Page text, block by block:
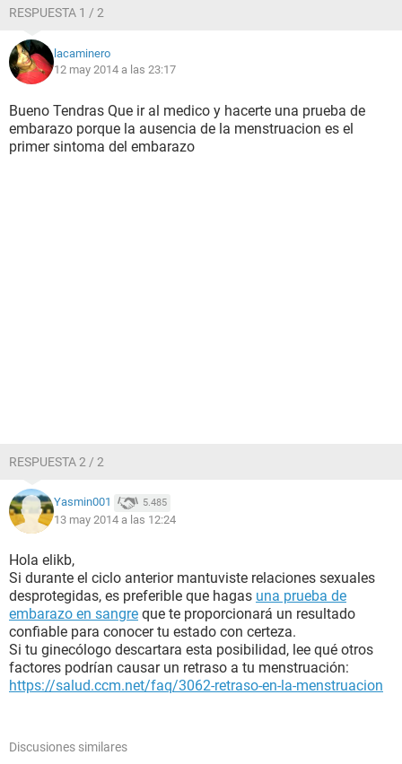
RESPUESTA 1 / 2
lacaminero
12 may 2014 a las 23:17
Bueno Tendras Que ir al medico y hacerte una prueba de
embarazo porque la ausencia de la menstruacion es el
primer sintoma del embarazo
RESPUESTA 2 / 2
Yasmin001 5.485
13 may 2014 a las 12:24
Hola elikb,
Si durante el ciclo anterior mantuviste relaciones sexuales
desprotegidas, es preferible que hagas una prueba de
embarazo en sangre que te proporcionará un resultado
confiable para conocer tu estado con certeza.
Si tu ginecólogo descartara esta posibilidad, lee qué otros
factores podrían causar un retraso a tu menstruación:
https://salud.ccm.net/faq/3062-retraso-en-la-menstruacion
Discusiones similares